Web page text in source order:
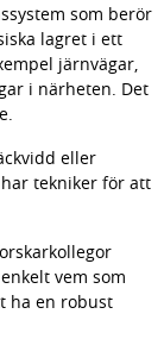
som berör
lagret i ett
järnvägar,
i närheten. Det
eller
tekniker för att
vem som
ha en robust